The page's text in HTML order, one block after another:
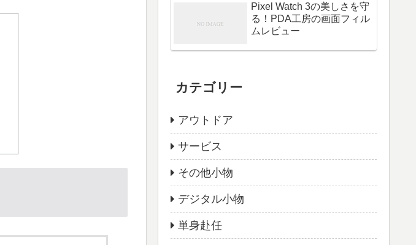
Pixel Watch 3の美しさを守
る！PDA工房の画面フィル
ムレビュー
カテゴリー
アウトドア
サービス
その他小物
デジタル小物
単身赴任